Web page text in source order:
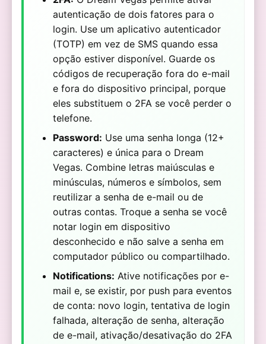
autenticação de dois fatores para o
login. Use um aplicativo autenticador
(TOTP) em vez de SMS quando essa
opção estiver disponível. Guarde os
códigos de recuperação fora do e-mail
e fora do dispositivo principal, porque
eles substituem o 2FA se você perder o
telefone.
Password: Use uma senha longa (12+
caracteres) e única para o Dream
Vegas. Combine letras maiúsculas e
minúsculas, números e símbolos, sem
reutilizar a senha de e-mail ou de
outras contas. Troque a senha se você
notar login em dispositivo
desconhecido e não salve a senha em
computador público ou compartilhado.
Notifications: Ative notificações por e-
mail e, se existir, por push para eventos
de conta: novo login, tentativa de login
falhada, alteração de senha, alteração
de e-mail, ativação/desativação do 2FA